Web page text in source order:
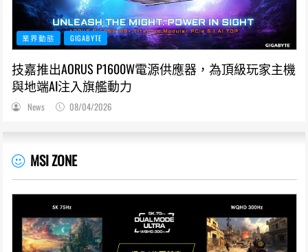
業界動態 GIGABYTE
技嘉推出AORUS P1600W電源供應器，為頂級玩家主機
與地端AI注入旗艦動力
News 08/04/2026
MSI ZONE